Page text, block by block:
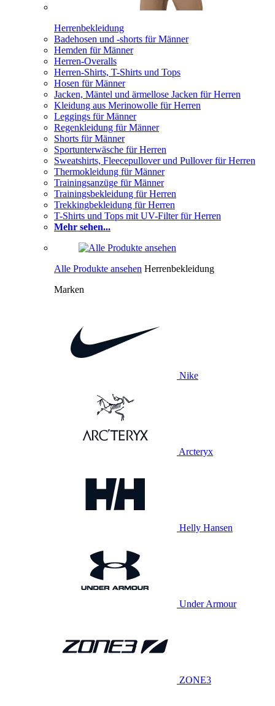
Herrenbekleidung
Badehosen und -shorts für Männer
Hemden für Männer
Herren-Overalls
Herren-Shirts, T-Shirts und Tops
Hosen für Männer
Jacken, Mäntel und ärmellose Jacken für Herren
Kleidung aus Merinowolle für Herren
Leggings für Männer
Regenkleidung für Männer
Shorts für Männer
Sportunterwäsche für Herren
Sweatshirts, Fleecepullover und Pullover für Herren
Thermokleidung für Männer
Trainingsanzüge für Männer
Trainingsbekleidung für Herren
Trekkingbekleidung für Herren
T-Shirts und Tops mit UV-Filter für Herren
Mehr sehen...
Alle Produkte ansehen Herrenbekleidung
Marken
Nike
Arcteryx
Helly Hansen
Under Armour
ZONE3